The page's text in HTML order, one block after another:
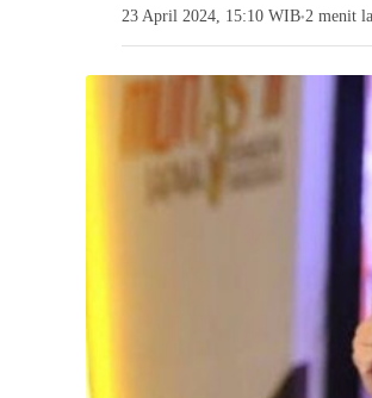
23 April 2024, 15:10 WIB●2 menit